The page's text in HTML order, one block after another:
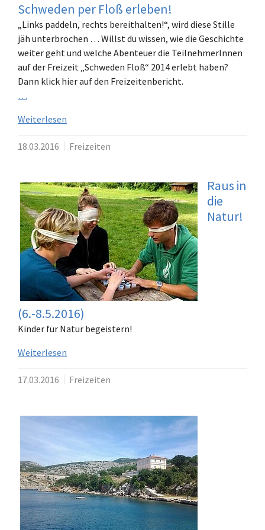
Schweden per Floß erleben!
„Links paddeln, rechts bereithalten!“, wird diese Stille
jäh unterbrochen … Willst du wissen, wie die Geschichte
weiter geht und welche Abenteuer die TeilnehmerInnen
auf der Freizeit „Schweden Floß“ 2014 erlebt haben?
Dann klick hier auf den Freizeitenbericht.
…
Weiterlesen
18.03.2016 Freizeiten
Raus in
die
Natur!
(6.-8.5.2016)
Kinder für Natur begeistern!
Weiterlesen
17.03.2016 Freizeiten